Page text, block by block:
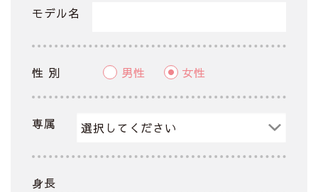
モデル名
性 別 男性 女性
専属
身長